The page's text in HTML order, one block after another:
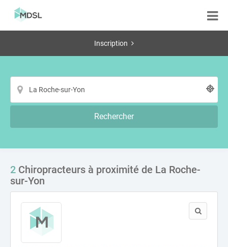
Inscription
Rechercher
2 Chiropracteurs à proximité de La Roche-
sur-Yon